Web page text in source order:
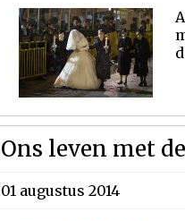
Ons leven met
01 augustus 2014